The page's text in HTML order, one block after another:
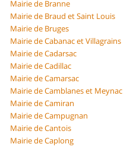
Mairie de Branne
Mairie de Braud et Saint Louis
Mairie de Bruges
Mairie de Cabanac et Villagrains
Mairie de Cadarsac
Mairie de Cadillac
Mairie de Camarsac
Mairie de Camblanes et Meynac
Mairie de Camiran
Mairie de Campugnan
Mairie de Cantois
Mairie de Caplong